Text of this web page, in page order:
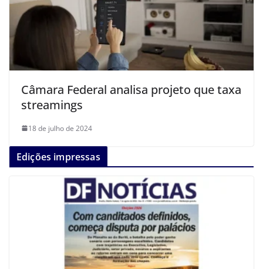
Câmara Federal analisa projeto que taxa
streamings
18 de julho de 2024
Edições impressas